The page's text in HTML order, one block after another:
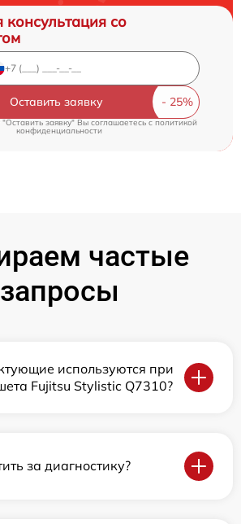
консультация со
Оставить заявку
заявку" Вы соглашаетесь cполитикой
конфиденциальности
частые
запросы
используются при
Fujitsu Stylistic Q7310?
за диагностику?